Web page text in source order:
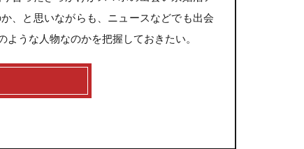
、と思いながらも、ニュースなどでも出会
うな人物なのかを把握しておきたい。